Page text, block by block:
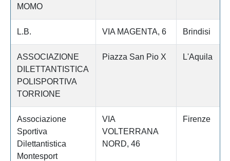
MOMO
L.B. VIA MAGENTA, 6 Brindisi
ASSOCIAZIONE
DILETTANTISTICA
POLISPORTIVA
TORRIONE
Piazza San Pio X L'Aquila
Associazione
Sportiva
Dilettantistica
Montesport
VIA
VOLTERRANA
NORD, 46
Firenze